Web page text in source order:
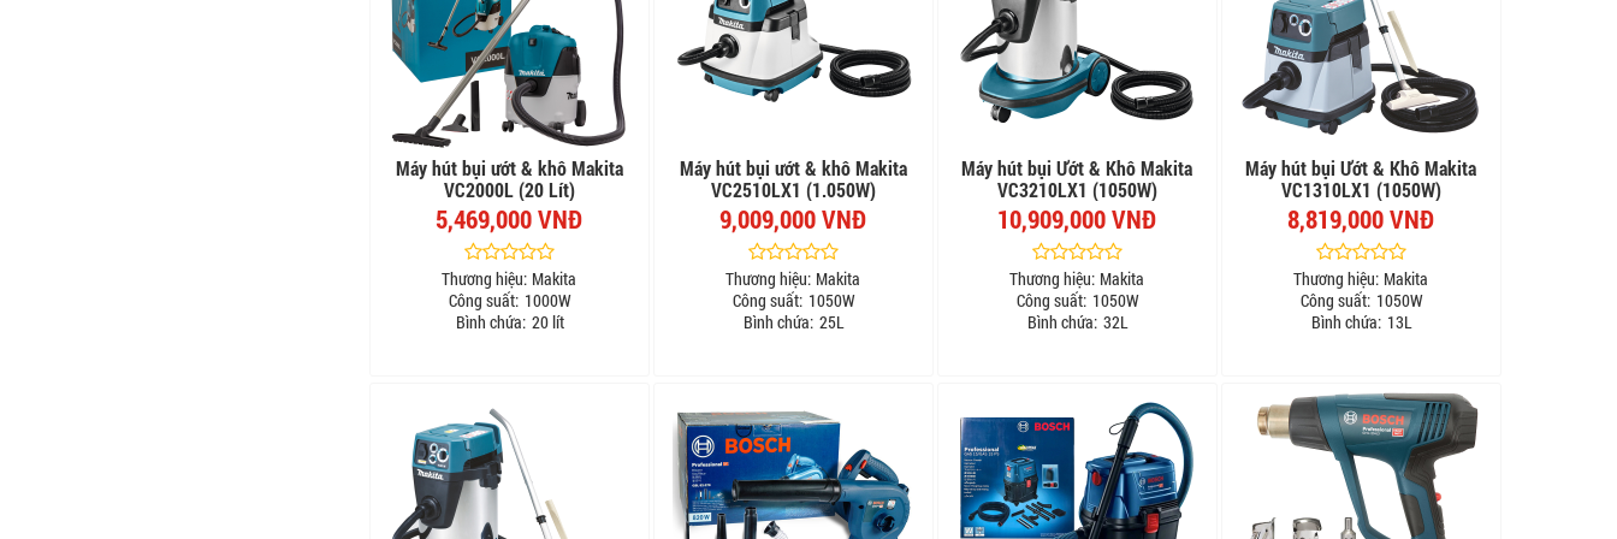
Máy hút bụi ướt & khô Makita
VC2000L (20 Lít)
5,469,000 VNĐ
Thương hiệu: Makita
Công suất: 1000W
Bình chứa: 20 lít
Máy hút bụi ướt & khô Makita
VC2510LX1 (1.050W)
9,009,000 VNĐ
Thương hiệu: Makita
Công suất: 1050W
Bình chứa: 25L
Máy hút bụi Ướt & Khô Makita
VC3210LX1 (1050W)
10,909,000 VNĐ
Thương hiệu: Makita
Công suất: 1050W
Bình chứa: 32L
Máy hút bụi Ướt & Khô Makita
VC1310LX1 (1050W)
8,819,000 VNĐ
Thương hiệu: Makita
Công suất: 1050W
Bình chứa: 13L